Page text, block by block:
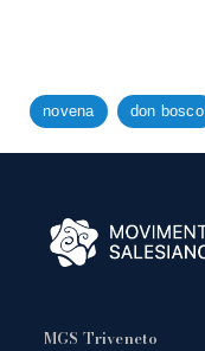
novena don bosco
MGS Triveneto